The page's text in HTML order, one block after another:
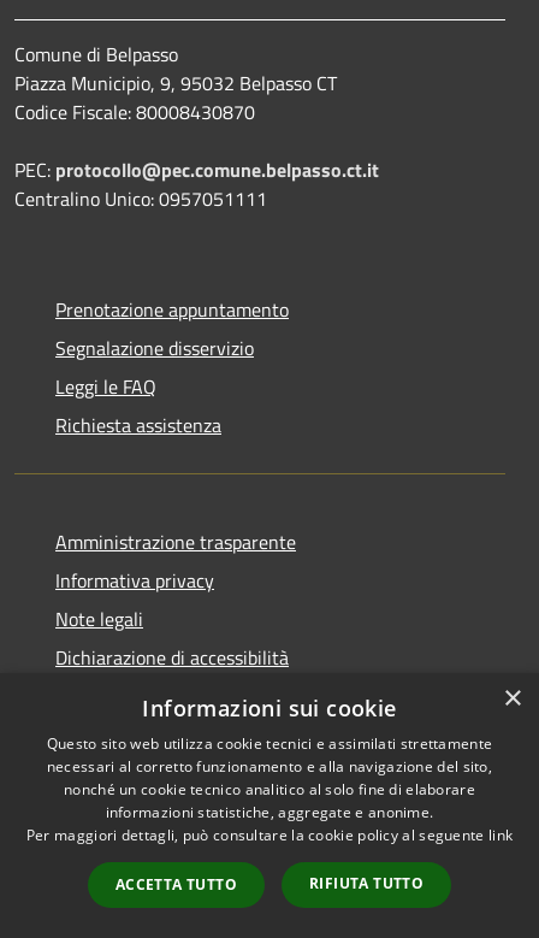
Comune di Belpasso
Piazza Municipio, 9, 95032 Belpasso CT
Codice Fiscale: 80008430870
PEC: protocollo@pec.comune.belpasso.ct.it
Centralino Unico: 0957051111
Prenotazione appuntamento
Segnalazione disservizio
Leggi le FAQ
Richiesta assistenza
Amministrazione trasparente
Informativa privacy
Note legali
Dichiarazione di accessibilità
RSS
Accessibilità
Privacy
Mappa del sito
Copyright © 2026 • Comune di
Belpasso • Powered by
Municipium•Accesso
redazione
×
Informazioni sui cookie
Questo sito web utilizza cookie tecnici e assimilati strettamente
necessari al corretto funzionamento e alla navigazione del sito,
nonché un cookie tecnico analitico al solo fine di elaborare
informazioni statistiche, aggregate e anonime.
Per maggiori dettagli, può consultare la cookie policy al seguente link
ACCETTA TUTTO RIFIUTA TUTTO